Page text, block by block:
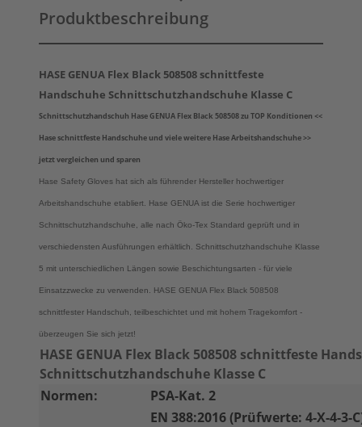
Produktbeschreibung
HASE GENUA Flex Black 508508 schnittfeste
Handschuhe Schnittschutzhandschuhe Klasse C
Schnittschutzhandschuh Hase GENUA Flex Black 508508 zu TOP Konditionen <<
Hase schnittfeste Handschuhe und viele weitere Hase Arbeitshandschuhe >>
jetzt vergleichen und sparen
Hase Safety Gloves hat sich als führender Hersteller hochwertiger
Arbeitshandschuhe etabliert. Hase GENUA ist die Serie hochwertiger
Schnittschutzhandschuhe, alle nach Öko-Tex Standard geprüft und in
verschiedensten Ausführungen erhältlich. Schnittschutzhandschuhe Klasse
5 mit unterschiedlichen Längen sowie Beschichtungsarten - für viele
Einsatzzwecke zu verwenden. HASE GENUA Flex Black 508508
schnittfester Handschuh, teilbeschichtet und mit hohem Tragekomfort -
überzeugen Sie sich jetzt!
HASE GENUA Flex Black 508508 schnittfeste
Schnittschutzhandschuhe Klasse C
Normen:
PSA-Kat. 2
EN 388:2016 (Prüfwerte: 4-X-4-3-